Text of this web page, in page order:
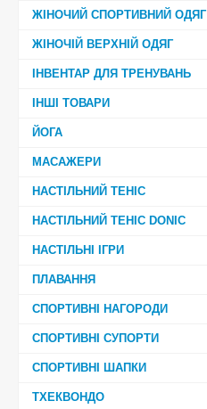
ЖІНОЧИЙ СПОРТИВНИЙ ОДЯГ
ЖІНОЧІЙ ВЕРХНІЙ ОДЯГ
ІНВЕНТАР ДЛЯ ТРЕНУВАНЬ
ІНШІ ТОВАРИ
ЙОГА
МАСАЖЕРИ
НАСТІЛЬНИЙ ТЕНІС
НАСТІЛЬНИЙ ТЕНІС DONIC
НАСТІЛЬНІ ІГРИ
ПЛАВАННЯ
СПОРТИВНІ НАГОРОДИ
СПОРТИВНІ СУПОРТИ
СПОРТИВНІ ШАПКИ
ТХЕКВОНДО